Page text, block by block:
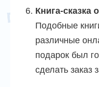
Книга-сказка
Подобные
различные
подарок был
сделать заказ